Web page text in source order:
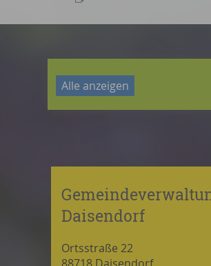
Alle anzeigen
Daisendorf
Ortsstraße 22